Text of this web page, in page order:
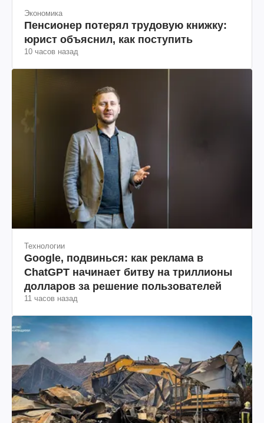
Экономика
Пенсионер потерял трудовую книжку:
юрист объяснил, как поступить
10 часов назад
Технологии
Google, подвинься: как реклама в
ChatGPT начинает битву на триллионы
долларов за решение пользователей
11 часов назад